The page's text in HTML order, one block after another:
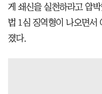
게 쇄신을 실천하라고 압
법 1심 징역형이 나오면서
졌다.